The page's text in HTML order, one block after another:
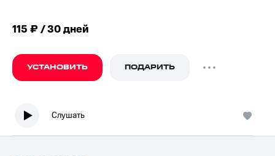
115 ₽ / 30 дней
УСТАНОВИТЬ ПОДАРИТЬ
Слушать